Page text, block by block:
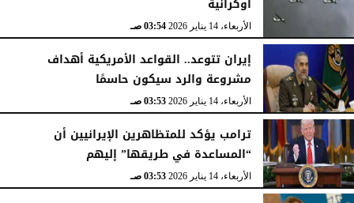
أوكرانية
الأربعاء، 14 يناير 2026 03:54 صـ
إيران تتوعد.. القواعد الأمريكية أهداف
مشروعة والرد سيكون حاسمًا
الأربعاء، 14 يناير 2026 03:53 صـ
ترامب يؤكد للمتظاهرين الإيرانيين أن
“المساعدة في طريقها” إليهم
الأربعاء، 14 يناير 2026 03:53 صـ